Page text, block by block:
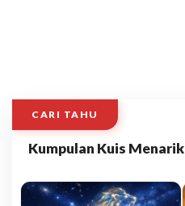
CARI TAHU
Kumpulan Kuis Menarik